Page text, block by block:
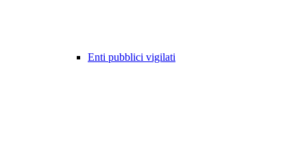
Enti pubblici vigilati